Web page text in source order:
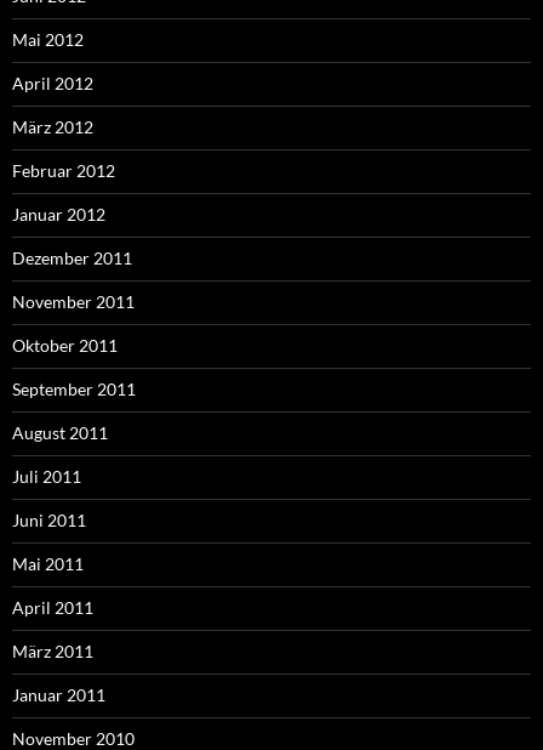
Mai 2012
April 2012
März 2012
Februar 2012
Januar 2012
Dezember 2011
November 2011
Oktober 2011
September 2011
August 2011
Juli 2011
Juni 2011
Mai 2011
April 2011
März 2011
Januar 2011
November 2010